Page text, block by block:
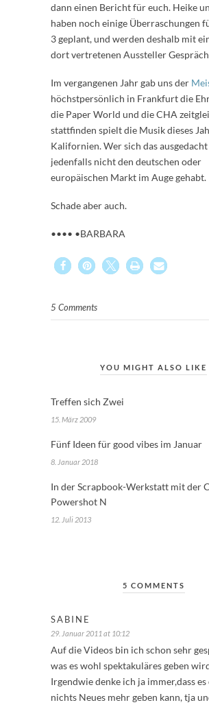
dann einen Bericht für euch. Heike
haben noch einige Überraschungen
3 geplant, und werden deshalb mit
dort vertretenen Aussteller
Im vergangenen Jahr gab uns der
höchstpersönlich in Frankfurt die
die Paper World und die CHA
stattfinden spielt die Musik dieses
Kalifornien. Wer sich das
jedenfalls nicht den deutschen oder
europäischen Markt im Auge gehabt.
Schade aber auch.
•••• •BARBARA
5 Comments
YOU MIGHT ALSO LIKE
Treffen sich Zwei
15. März 2009
Fünf Ideen für good vibes im Januar
8. Januar 2018
In der Scrapbook-Werkstatt mit der
Powershot N
12. Juli 2013
5 COMMENTS
SABINE
29. Januar 2011 at 10:12
Auf die Videos bin ich schon sehr
was es wohl spektakuläres geben
Irgendwie denke ich ja immer,dass
nichts Neues mehr geben kann, tja